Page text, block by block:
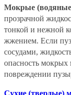
Мокрые
прозрачной
тонкой и нежной
жжением. Если
сосудами,
опасность
повреждении
Сухие (твердые)